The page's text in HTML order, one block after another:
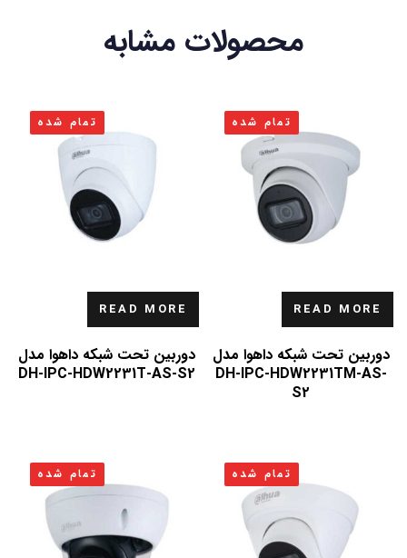
محصولات مشابه
تمام شده
READ MORE
دوربین تحت شبکه داهوا مدل
DH-IPC-HDW2231TM-AS-
S2
تمام شده
READ MORE
دوربین تحت شبکه داهوا مدل
DH-IPC-HDW2231T-AS-S2
تمام شده تمام شده